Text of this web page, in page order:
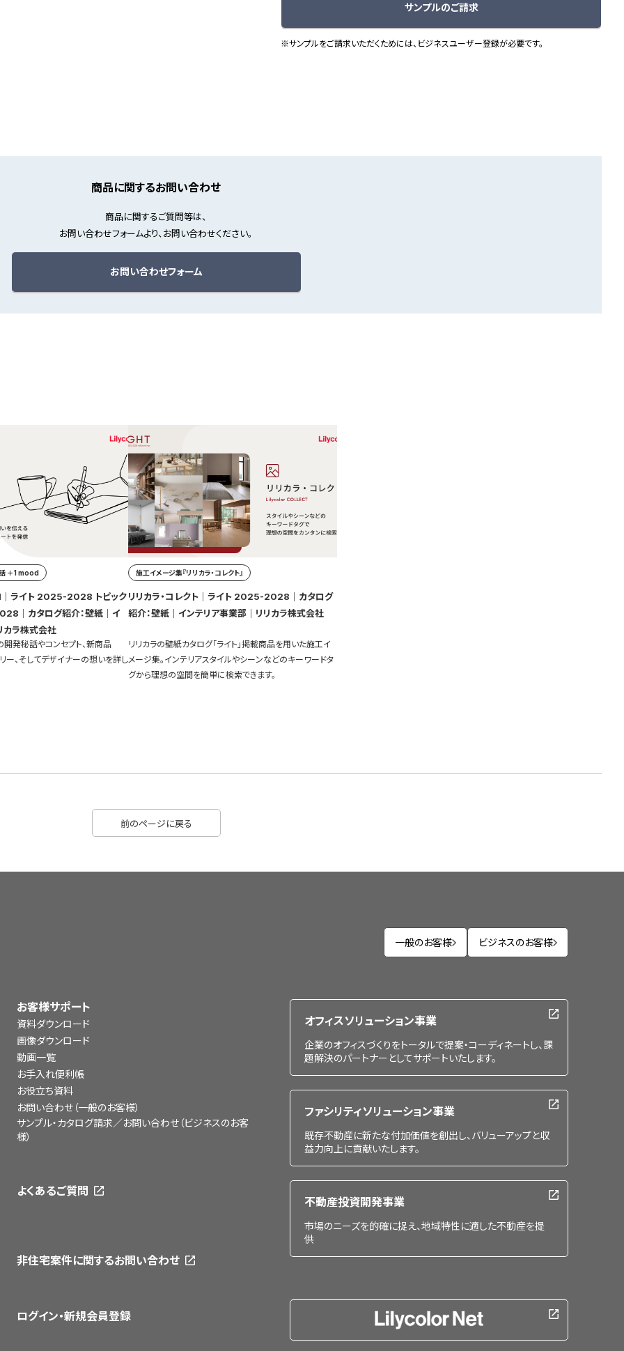
サンプルのご請求
※サンプルをご請求いただくためには、ビジネスユーザー登録が必要です。
商品に関するお問い合わせ
商品に関するご質問等は、
お問い合わせフォームより、お問い合わせください。
お問い合わせフォーム
話 ＋1 mood
ライト 2025-2028 トピック
カラ株式会社
開発秘話やコンセプト、新商品
ー、そしてデザイナーの想いを詳し
施工イメージ集『リリカラ・コレクト』
リリカラ・コレクト｜ライト 2025-2028｜カタログ
紹介：壁紙｜インテリア事業部｜リリカラ株式会社
リリカラの壁紙カタログ「ライト」掲載商品を用いた施工イ
メージ集。インテリアスタイルやシーンなどのキーワードタ
グから理想の空間を簡単に検索できます。
前のページに戻る
一般のお客様 ビジネスのお客様
お客様サポート
資料ダウンロード
画像ダウンロード
動画一覧
お手入れ便利帳
お役立ち資料
お問い合わせ（一般のお客様）
サンプル・カタログ請求／お問い合わせ（ビジネスのお客
様）
よくあるご質問
非住宅案件に関するお問い合わせ
ログイン・新規会員登録
オフィスソリューション事業
企業のオフィスづくりをトータルで提案・コーディネートし、課
題解決のパートナーとしてサポートいたします。
ファシリティソリューション事業
既存不動産に新たな付加価値を創出し、バリューアップと収
益力向上に貢献いたします。
不動産投資開発事業
市場のニーズを的確に捉え、地域特性に適した不動産を提
供